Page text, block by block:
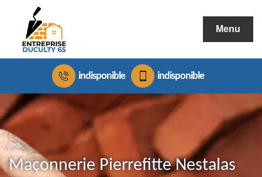
Menu
indisponible indisponible
Maçonnerie Pierrefitte Nestalas